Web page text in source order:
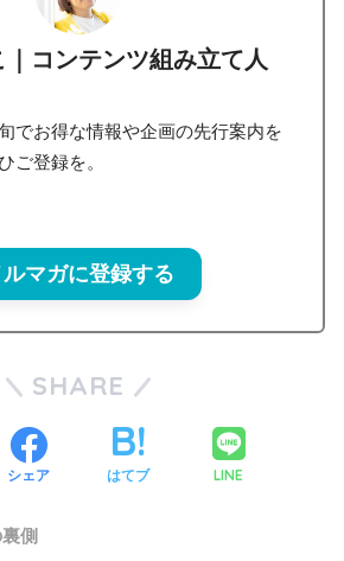
コンテンツ組み立て人
でお得な情報や企画の先行案内を
ご登録を。
ルマガに登録する
SHARE
シェア はてブ LINE
側